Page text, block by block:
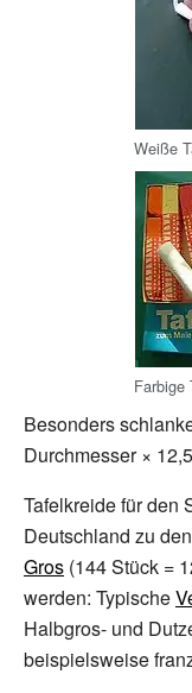
Weiße
Farbige
Besonders
Durchmesser ×
Tafelkreide für den
Deutschland zu
Gros (144 Stück =
werden: Typische
Halbgros- und
beispielsweise